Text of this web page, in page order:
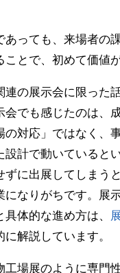
あっても、来場者の
とで、初めて価値
連の展示会に限った
会でも感じたのは、
の対応」ではなく、
設計で動いていると
ずに出展してしまう
になりがちです。展
体的な進め方は、
に解説しています。
工場展のように専門